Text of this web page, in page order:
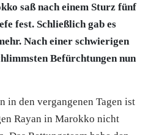
saß nach einem Sturz fünf
fest. Schließlich gab es
Nach einer schwierigen
Befürchtungen nun
in den vergangenen Tagen ist
Rayan in Marokko nicht